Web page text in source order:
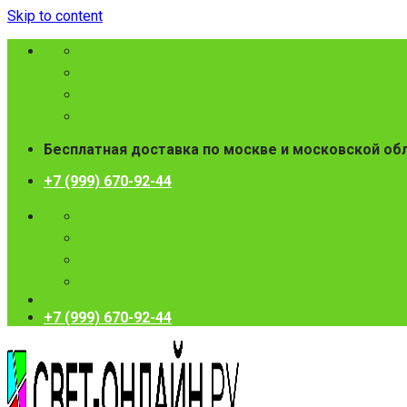
Skip to content
Бесплатная доставка по москве и московской
+7 (999) 670-92-44
+7 (999) 670-92-44